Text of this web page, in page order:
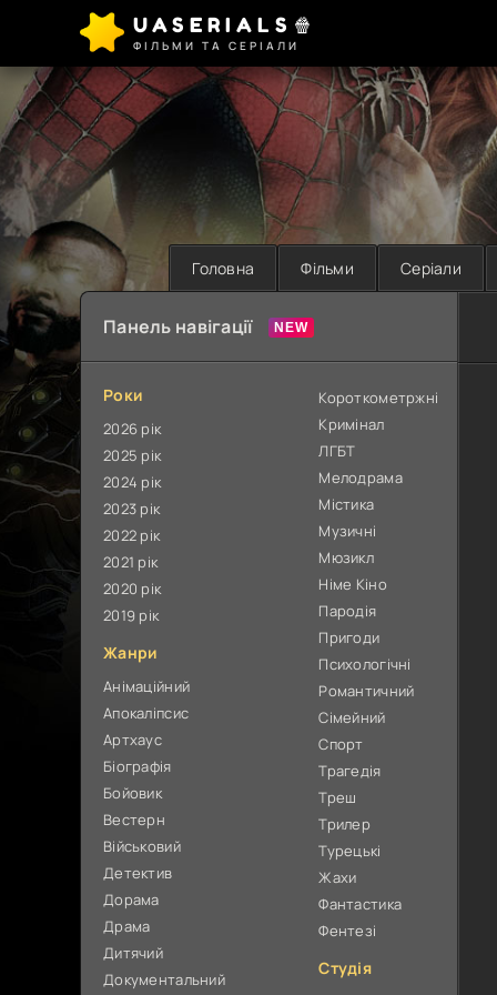
UASERIALS🍿
ФІЛЬМИ ТА СЕРІАЛИ
Головна Фільми Серіали
Панель навігації
Роки
2026 рік
2025 рік
2024 рік
2023 рік
2022 рік
2021 рік
2020 рік
2019 рік
Жанри
Анімаційний
Апокаліпсис
Артхаус
Біографія
Бойовик
Вестерн
Військовий
Детектив
Дорама
Драма
Дитячий
Документальний
Короткометржні
Кримінал
ЛГБТ
Мелодрама
Містика
Музичні
Мюзикл
Німе Кіно
Пародія
Пригоди
Психологічні
Романтичний
Сімейний
Спорт
Трагедія
Треш
Трилер
Турецькі
Жахи
Фантастика
Фентезі
Студія